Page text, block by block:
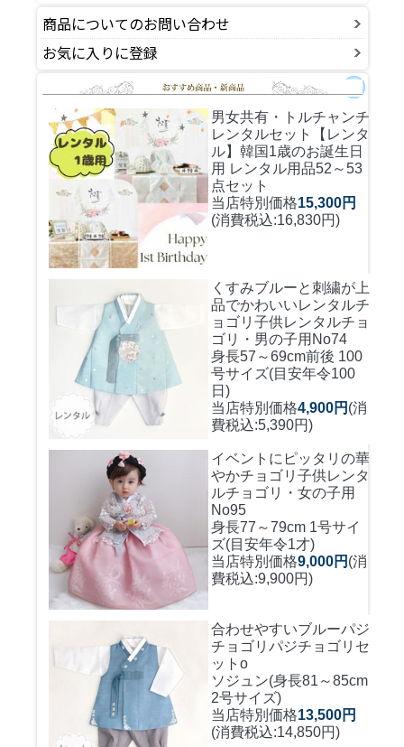
商品についてのお問い合わせ
お気に入りに登録
男女共有・トルチャンチ
レンタルセット
【レンタ
ル】韓国1歳のお誕生日
用 レンタル用品52～53
点セット
当店特別価格15,300円
(消費税込:16,830円)
くすみブルーと刺繍が上
品でかわいいレンタルチ
ョゴリ 子供レンタルチョ
ゴリ・男の子用No74
身長57～69cm前後 100
号サイズ(目安年令100
日)
当店特別価格4,900円 (消
費税込:5,390円)
イベントにピッタリの華
やかチョゴリ 子供レンタ
ルチョゴリ・女の子用
No95
身長77～79cm 1号サイ
ズ(目安年令1才)
当店特別価格9,000円 (消
費税込:9,900円)
合わせやすいブルーパジ
チョゴリ パジチョゴリセ
ットo
ソジュン(身長81～85cm
2号サイズ)
当店特別価格13,500円
(消費税込:14,850円)